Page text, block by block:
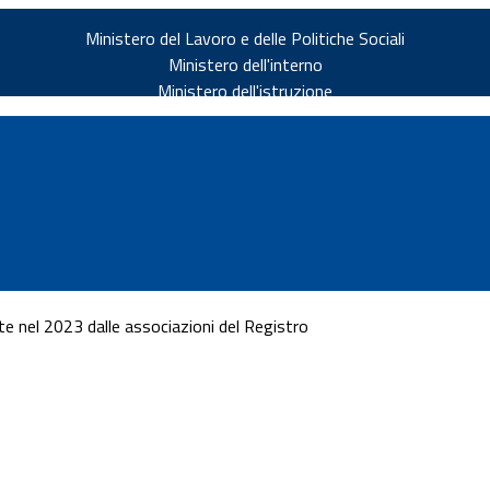
Ministero del Lavoro e delle Politiche Sociali
Ministero dell'interno
Ministero dell'istruzione
nel 2023 dalle associazioni del Registro